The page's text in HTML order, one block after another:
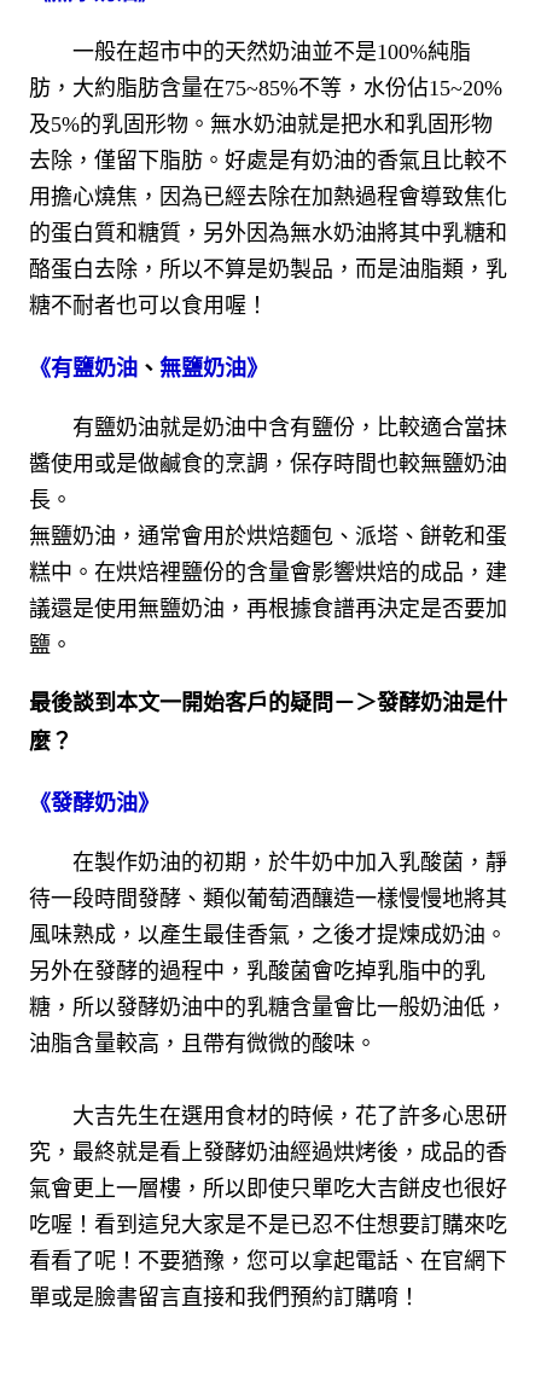
一般在超市中的天然奶油並不是100%純脂
肪，大約脂肪含量在75~85%不等，水份佔15~20%
及5%的乳固形物。無水奶油就是把水和乳固形物
去除，僅留下脂肪。好處是有奶油的香氣且比較不
用擔心燒焦，因為已經去除在加熱過程會導致焦化
的蛋白質和糖質，另外因為無水奶油將其中乳糖和
酪蛋白去除，所以不算是奶製品，而是油脂類，乳
糖不耐者也可以食用喔！
《有鹽奶油、 無鹽奶油》
有鹽奶油就是奶油中含有鹽份，比較適合當抺
醬使用或是做鹹食的烹調，保存時間也較無鹽奶油
長。
無鹽奶油，通常會用於烘焙麵包、派塔、餅乾和蛋
糕中。在烘焙裡鹽份的含量會影響烘焙的成品，建
議還是使用無鹽奶油，再根據食譜再決定是否要加
鹽。
最後談到本文一開始客戶的疑問－＞發酵奶油是什
麼？
《發酵奶油》
在製作奶油的初期，於牛奶中加入乳酸菌，靜
待一段時間發酵、類似葡萄酒釀造一樣慢慢地將其
風味熟成，以產生最佳香氣，之後才提煉成奶油。
另外在發酵的過程中，乳酸菌會吃掉乳脂中的乳
糖，所以發酵奶油中的乳糖含量會比一般奶油低，
油脂含量較高，且帶有微微的酸味。
大吉先生在選用食材的時候，花了許多心思研
究，最終就是看上發酵奶油經過烘烤後，成品的香
氣會更上一層樓，所以即使只單吃大吉餅皮也很好
吃喔！看到這兒大家是不是已忍不住想要訂購來吃
看看了呢！不要猶豫，您可以拿起電話、在官網下
單或是臉書留言直接和我們預約訂購唷！